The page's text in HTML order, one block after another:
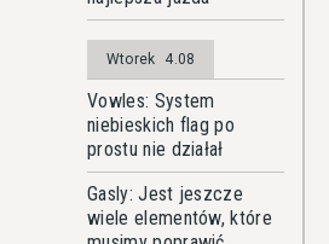
Wtorek 4.08
Vowles: System
niebieskich flag po
prostu nie działał
Gasly: Jest jeszcze
wiele elementów, które